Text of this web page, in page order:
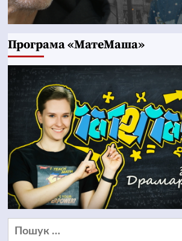
Програма «МатеМаша»
Пошук: